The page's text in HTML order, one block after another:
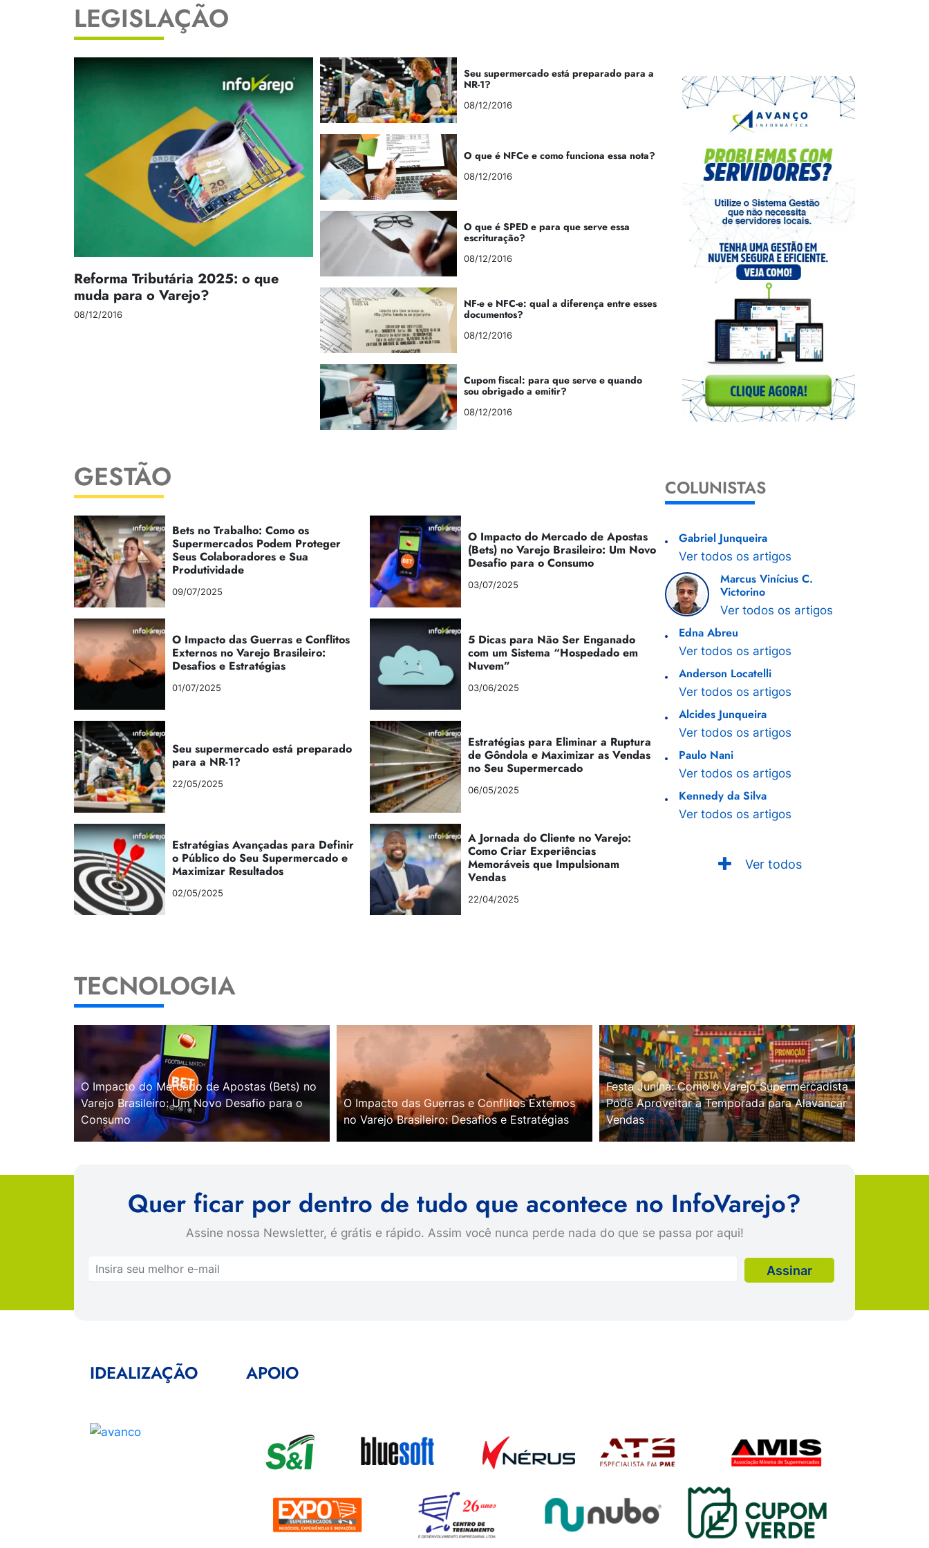
LEGISLAÇÃO
Reforma Tributária 2025: o que
muda para o Varejo?
08/12/2016
Seu supermercado está preparado para a
NR-1?
08/12/2016
O que é NFCe e como funciona essa nota?
08/12/2016
O que é SPED e para que serve essa
escrituração?
08/12/2016
NF-e e NFC-e: qual a diferença entre esses
documentos?
08/12/2016
Cupom fiscal: para que serve e quando
sou obrigado a emitir?
08/12/2016
GESTÃO
Bets no Trabalho: Como os
Supermercados Podem Proteger
Seus Colaboradores e Sua
Produtividade
09/07/2025
O Impacto do Mercado de Apostas
(Bets) no Varejo Brasileiro: Um Novo
Desafio para o Consumo
03/07/2025
O Impacto das Guerras e Conflitos
Externos no Varejo Brasileiro:
Desafios e Estratégias
01/07/2025
5 Dicas para Não Ser Enganado
com um Sistema “Hospedado em
Nuvem”
03/06/2025
Seu supermercado está preparado
para a NR-1?
22/05/2025
Estratégias para Eliminar a Ruptura
de Gôndola e Maximizar as Vendas
no Seu Supermercado
06/05/2025
Estratégias Avançadas para Definir
o Público do Seu Supermercado e
Maximizar Resultados
02/05/2025
A Jornada do Cliente no Varejo:
Como Criar Experiências
Memoráveis que Impulsionam
Vendas
22/04/2025
COLUNISTAS
Gabriel Junqueira
Ver todos os artigos
Marcus Vinícius C.
Victorino
Ver todos os artigos
Edna Abreu
Ver todos os artigos
Anderson Locatelli
Ver todos os artigos
Alcides Junqueira
Ver todos os artigos
Paulo Nani
Ver todos os artigos
Kennedy da Silva
Ver todos os artigos
Ver todos
TECNOLOGIA
O Impacto do Mercado de Apostas (Bets) no
Varejo Brasileiro: Um Novo Desafio para o
Consumo
O Impacto das Guerras e Conflitos Externos
no Varejo Brasileiro: Desafios e Estratégias
Festa Junina: Como o Varejo Supermercadista
Pode Aproveitar a Temporada para Alavancar
Vendas
Quer ficar por dentro de tudo que acontece no InfoVarejo?
Assine nossa Newsletter, é grátis e rápido. Assim você nunca perde nada do que se passa por aqui!
IDEALIZAÇÃO APOIO